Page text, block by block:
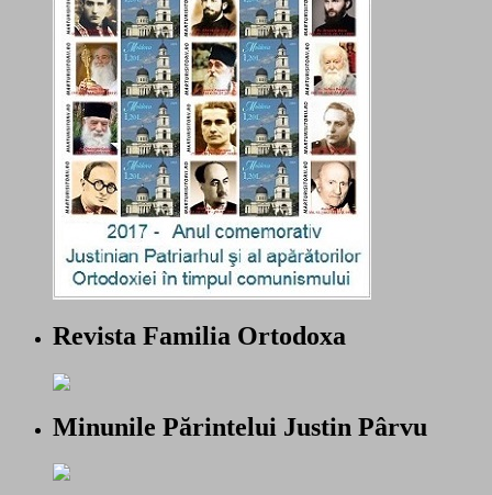
Revista Familia Ortodoxa
Minunile Părintelui Justin Pârvu